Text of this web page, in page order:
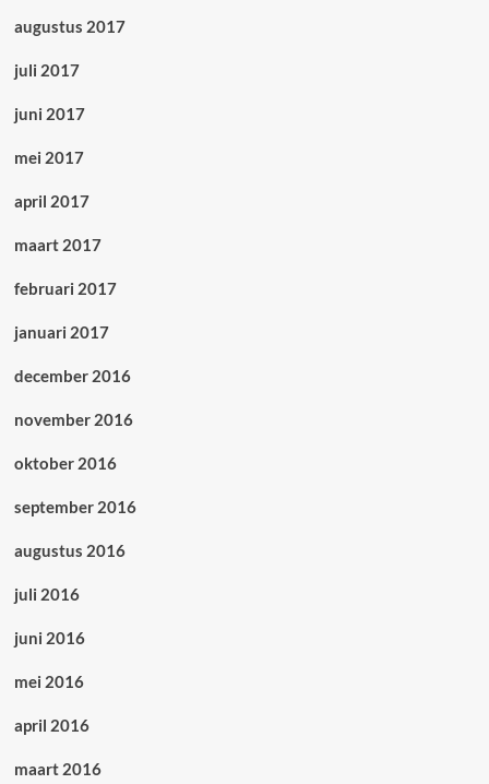
augustus 2017
juli 2017
juni 2017
mei 2017
april 2017
maart 2017
februari 2017
januari 2017
december 2016
november 2016
oktober 2016
september 2016
augustus 2016
juli 2016
juni 2016
mei 2016
april 2016
maart 2016